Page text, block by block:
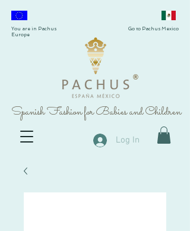
®
Spanish Fashion for Babies and Children
You are in Pachus
Europe
Go to Pachus Mexico
Log In